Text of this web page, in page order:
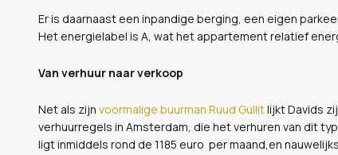
Er is daarnaast een inpandige berging, een eigen
Het energielabel is A, wat het appartement relatief
Van verhuur naar verkoop
Net als zijn voormalige buurman Ruud Gullitlijkt Davids
verhuurregels in Amsterdam, die het verhuren van dit
ligt inmiddels rond de 1185 euro per maand,en